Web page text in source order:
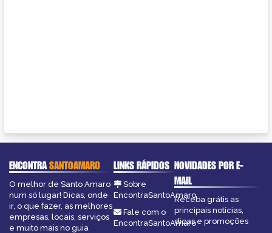
ENCONTRASANTOAMARO
O melhor de Santo Amaro
num só lugar! Dicas, onde
ir, o que fazer, as melhores
empresas, locais, serviços
e muito mais no guia
LINKS RÁPIDOS
Sobre
EncontraSantoAmaro
Fale com o
EncontraSantoAmaro
NOVIDADES POR E-
MAIL
Receba grátis as
principais notícias,
dicas e promoções